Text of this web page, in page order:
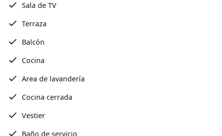
Sala de TV
Terraza
Balcón
Cocina
Area de lavandería
Cocina cerrada
Vestier
Baño de servicio